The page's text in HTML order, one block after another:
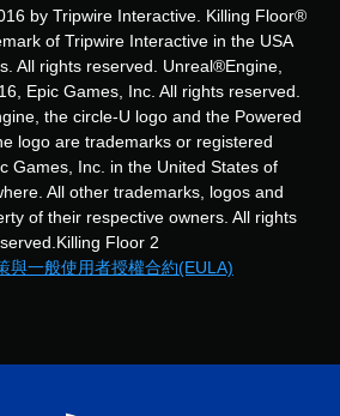
by Tripwire Interactive. Killing Floor®
of Tripwire Interactive in the USA
All rights reserved. Unreal®Engine,
Epic Games, Inc. All rights reserved.
the circle-U logo and the Powered
logo are trade­marks or registered
Games, Inc. in the United States of
All other trademarks, logos and
of their respective owners. All rights
Floor 2
與一般使用者授權合約(EULA)